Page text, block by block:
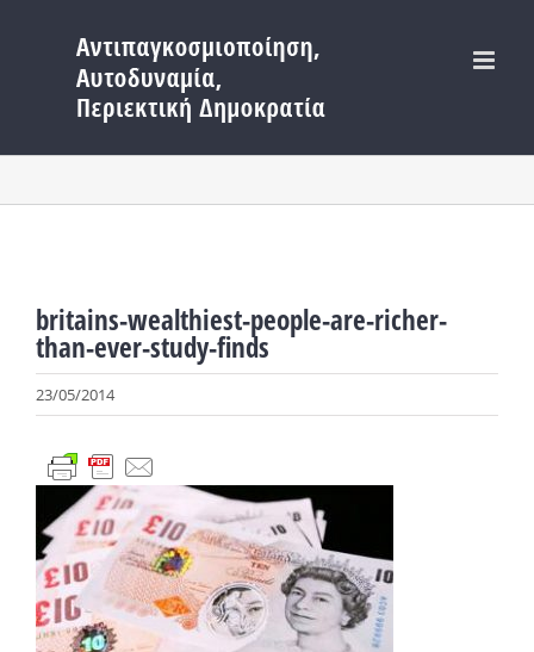
περιεχόμενο
britains-wealthiest-people-are-richer-
than-ever-study-finds
23/05/2014